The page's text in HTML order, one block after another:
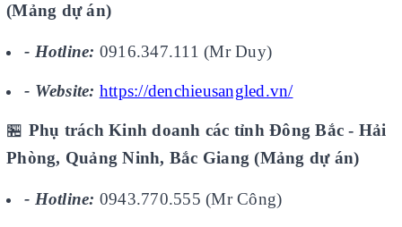
(Mảng dự án)
- Hotline: 0916.347.111 (Mr Duy)
- Website: https://denchieusangled.vn/
🏪 Phụ trách Kinh doanh các tỉnh Đông Bắc - Hải
Phòng, Quảng Ninh, Bắc Giang (Mảng dự án)
- Hotline: 0943.770.555 (Mr Công)